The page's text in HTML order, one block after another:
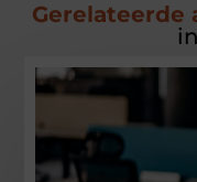
Gerelateerde